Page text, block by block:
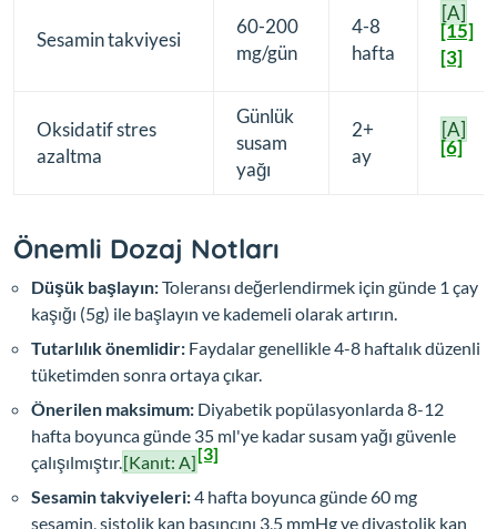
Sesamin takviyesi
60-200
mg/gün
4-8
hafta
[A]
[15]
[3]
Oksidatif stres
azaltma
Günlük
susam
yağı
2+
ay
[A]
[6]
Önemli Dozaj Notları
Düşük başlayın:Toleransı değerlendirmek için günde 1 çay
kaşığı (5g) ile başlayın ve kademeli olarak artırın.
Tutarlılık önemlidir: Faydalar genellikle 4-8 haftalık düzenli
tüketimden sonra ortaya çıkar.
Önerilen maksimum: Diyabetik popülasyonlarda 8-12
hafta boyunca günde 35 ml'ye kadar susam yağı güvenle
çalışılmıştır.[Kanıt: A][3]
Sesamin takviyeleri:4 hafta boyunca günde 60 mg
sesamin, sistolik kan basıncını 3,5 mmHg ve diyastolik kan